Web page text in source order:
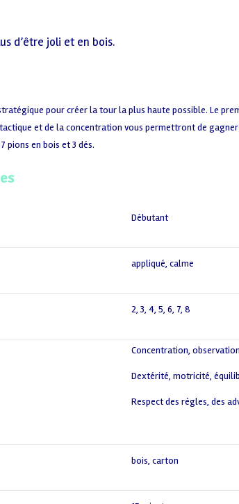
d’être joli et en bois.
pour créer la tour la plus haute possible. Le
et de la concentration vous permettront de
pions en bois et 3 dés.
Débutant
appliqué, calme
2, 3, 4, 5, 6, 7, 8
Concentration,
Dextérité, motricité,
Respect des règles, des
bois, carton